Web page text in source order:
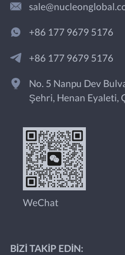
+86 177 9679 5176
+86 177 9679 5176
No. 5 Nanpu Dev
Şehri, Henan Eyaleti,
WeChat
BIZI TAKIP EDIN: